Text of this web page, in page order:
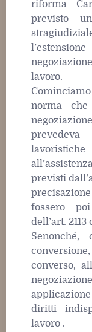
riforma
previsto
lavoro.
norma
previsti
fossero
dell’art. 2113
converso,
diritti
lavoro .